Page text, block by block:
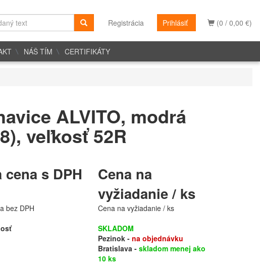
(0 / 0,00 €)
Registrácia Prihlásiť
NÁŠ TÍM CERTIFIKÁTY
ALVITO, modrá
veľkosť 52R
cena s DPH
Cena na
vyžiadanie / ks
bez DPH
Cena na vyžiadanie / ks
SKLADOM
Pezinok - na objednávku
Bratislava - skladom menej ako
10 ks